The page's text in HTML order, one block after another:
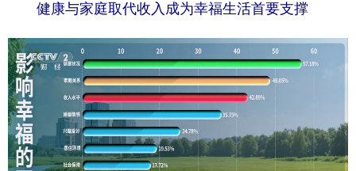
彩票 娱乐 时尚 悦读
一带一路 亚太网 上市公司
文化产业
地方频道
健康与家庭取代收入成为幸福生活首要支撑